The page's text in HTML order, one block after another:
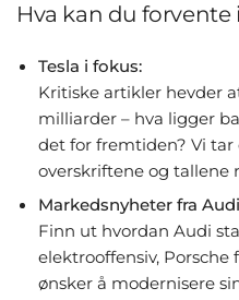
Hva kan du
Tesla i fokus:
Kritiske artikler hevder
milliarder – hva ligger
det for fremtiden? Vi
overskriftene og tallene
Markedsnyheter fra
Finn ut hvordan Audi
elektrooffensiv,
ønsker å modernisere